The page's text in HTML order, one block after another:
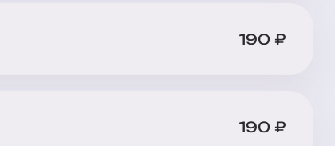
190 ₽
190 ₽